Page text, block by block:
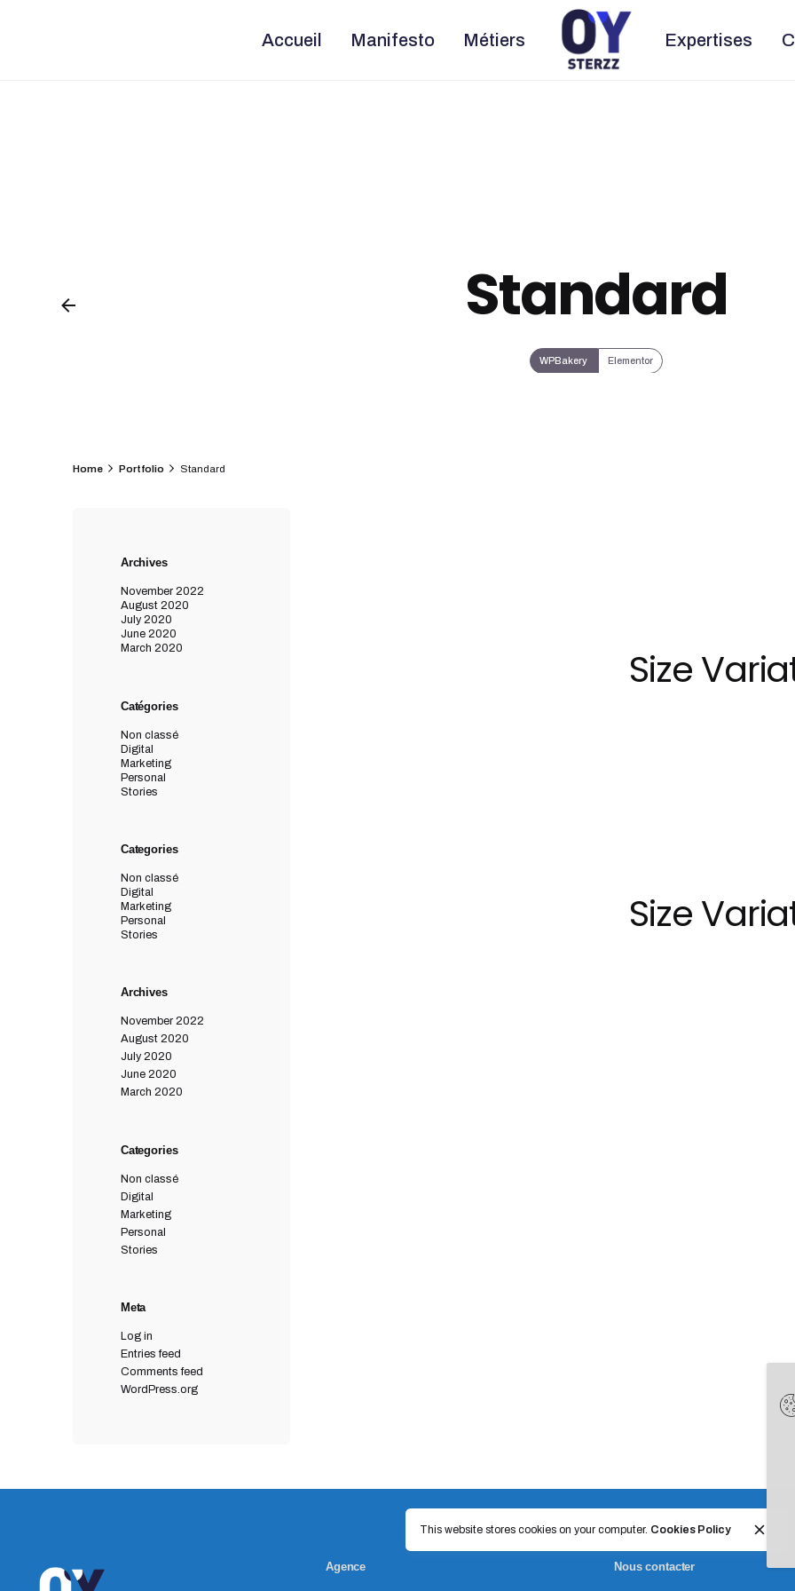
Accueil Manifesto Métiers Expertises
Standard
WPBakery Elementor
Home Portfolio Standard
Archives
November 2022
August 2020
July 2020
June 2020
March 2020
Catégories
Non classé
Digital
Marketing
Personal
Stories
Categories
Non classé
Digital
Marketing
Personal
Stories
Archives
November 2022
August 2020
July 2020
June 2020
March 2020
Categories
Non classé
Digital
Marketing
Personal
Stories
Meta
Log in
Entries feed
Comments feed
WordPress.org
Size
Size
Agence Nous contacter
This website stores cookies on your computer. Cookies Policy